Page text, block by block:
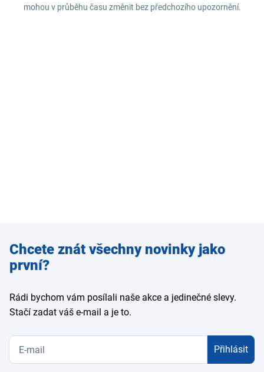
mohou v průběhu času změnit bez předchozího upozornění.
Zadejte
e-mail
Chcete znát všechny novinky jako
první?
Rádi bychom vám posílali naše akce a jedinečné slevy.
Stačí zadat váš e-mail a je to.
Přihlásit